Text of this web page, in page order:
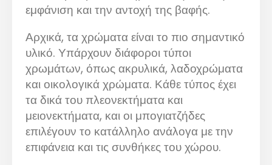
εμφάνιση και την αντοχή της βαφής.
Αρχικά, τα χρώματα είναι το πιο σημαντικό
υλικό. Υπάρχουν διάφοροι τύποι
χρωμάτων, όπως ακρυλικά, λαδοχρώματα
και οικολογικά χρώματα. Κάθε τύπος έχει
τα δικά του πλεονεκτήματα και
μειονεκτήματα, και οι μπογιατζήδες
επιλέγουν το κατάλληλο ανάλογα με την
επιφάνεια και τις συνθήκες του χώρου.